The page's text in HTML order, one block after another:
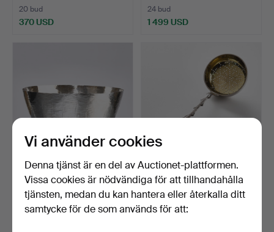
20 bud
370 USD
24 bud
1 499 USD
TAPIO WIRKKALA. Skål,
hamrat silver, Kulta…
Klubbades 5 feb 2023
14 bud
SOCKERSKED, silver,
oidentifierad mästare,…
Klubbades 5 feb 2023
13 bud
Vi använder cookies
Denna tjänst är en del av Auctionet-plattformen.
Vissa cookies är nödvändiga för att tillhandahålla
tjänsten, medan du kan hantera eller återkalla ditt
samtycke för de som används för att: